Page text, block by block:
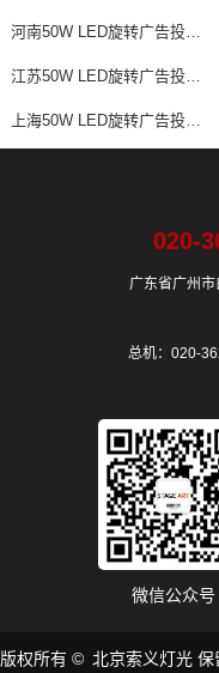
020-
广东省广州
总机：020-
微信公众号
版权所有 © 北京索义灯光 保